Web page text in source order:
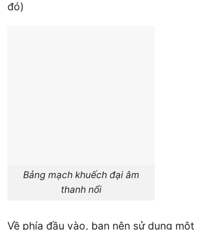
đó)
Bảng mạch khuếch đại âm
thanh nổi
Về phía đầu vào, bạn nên sử dụng một